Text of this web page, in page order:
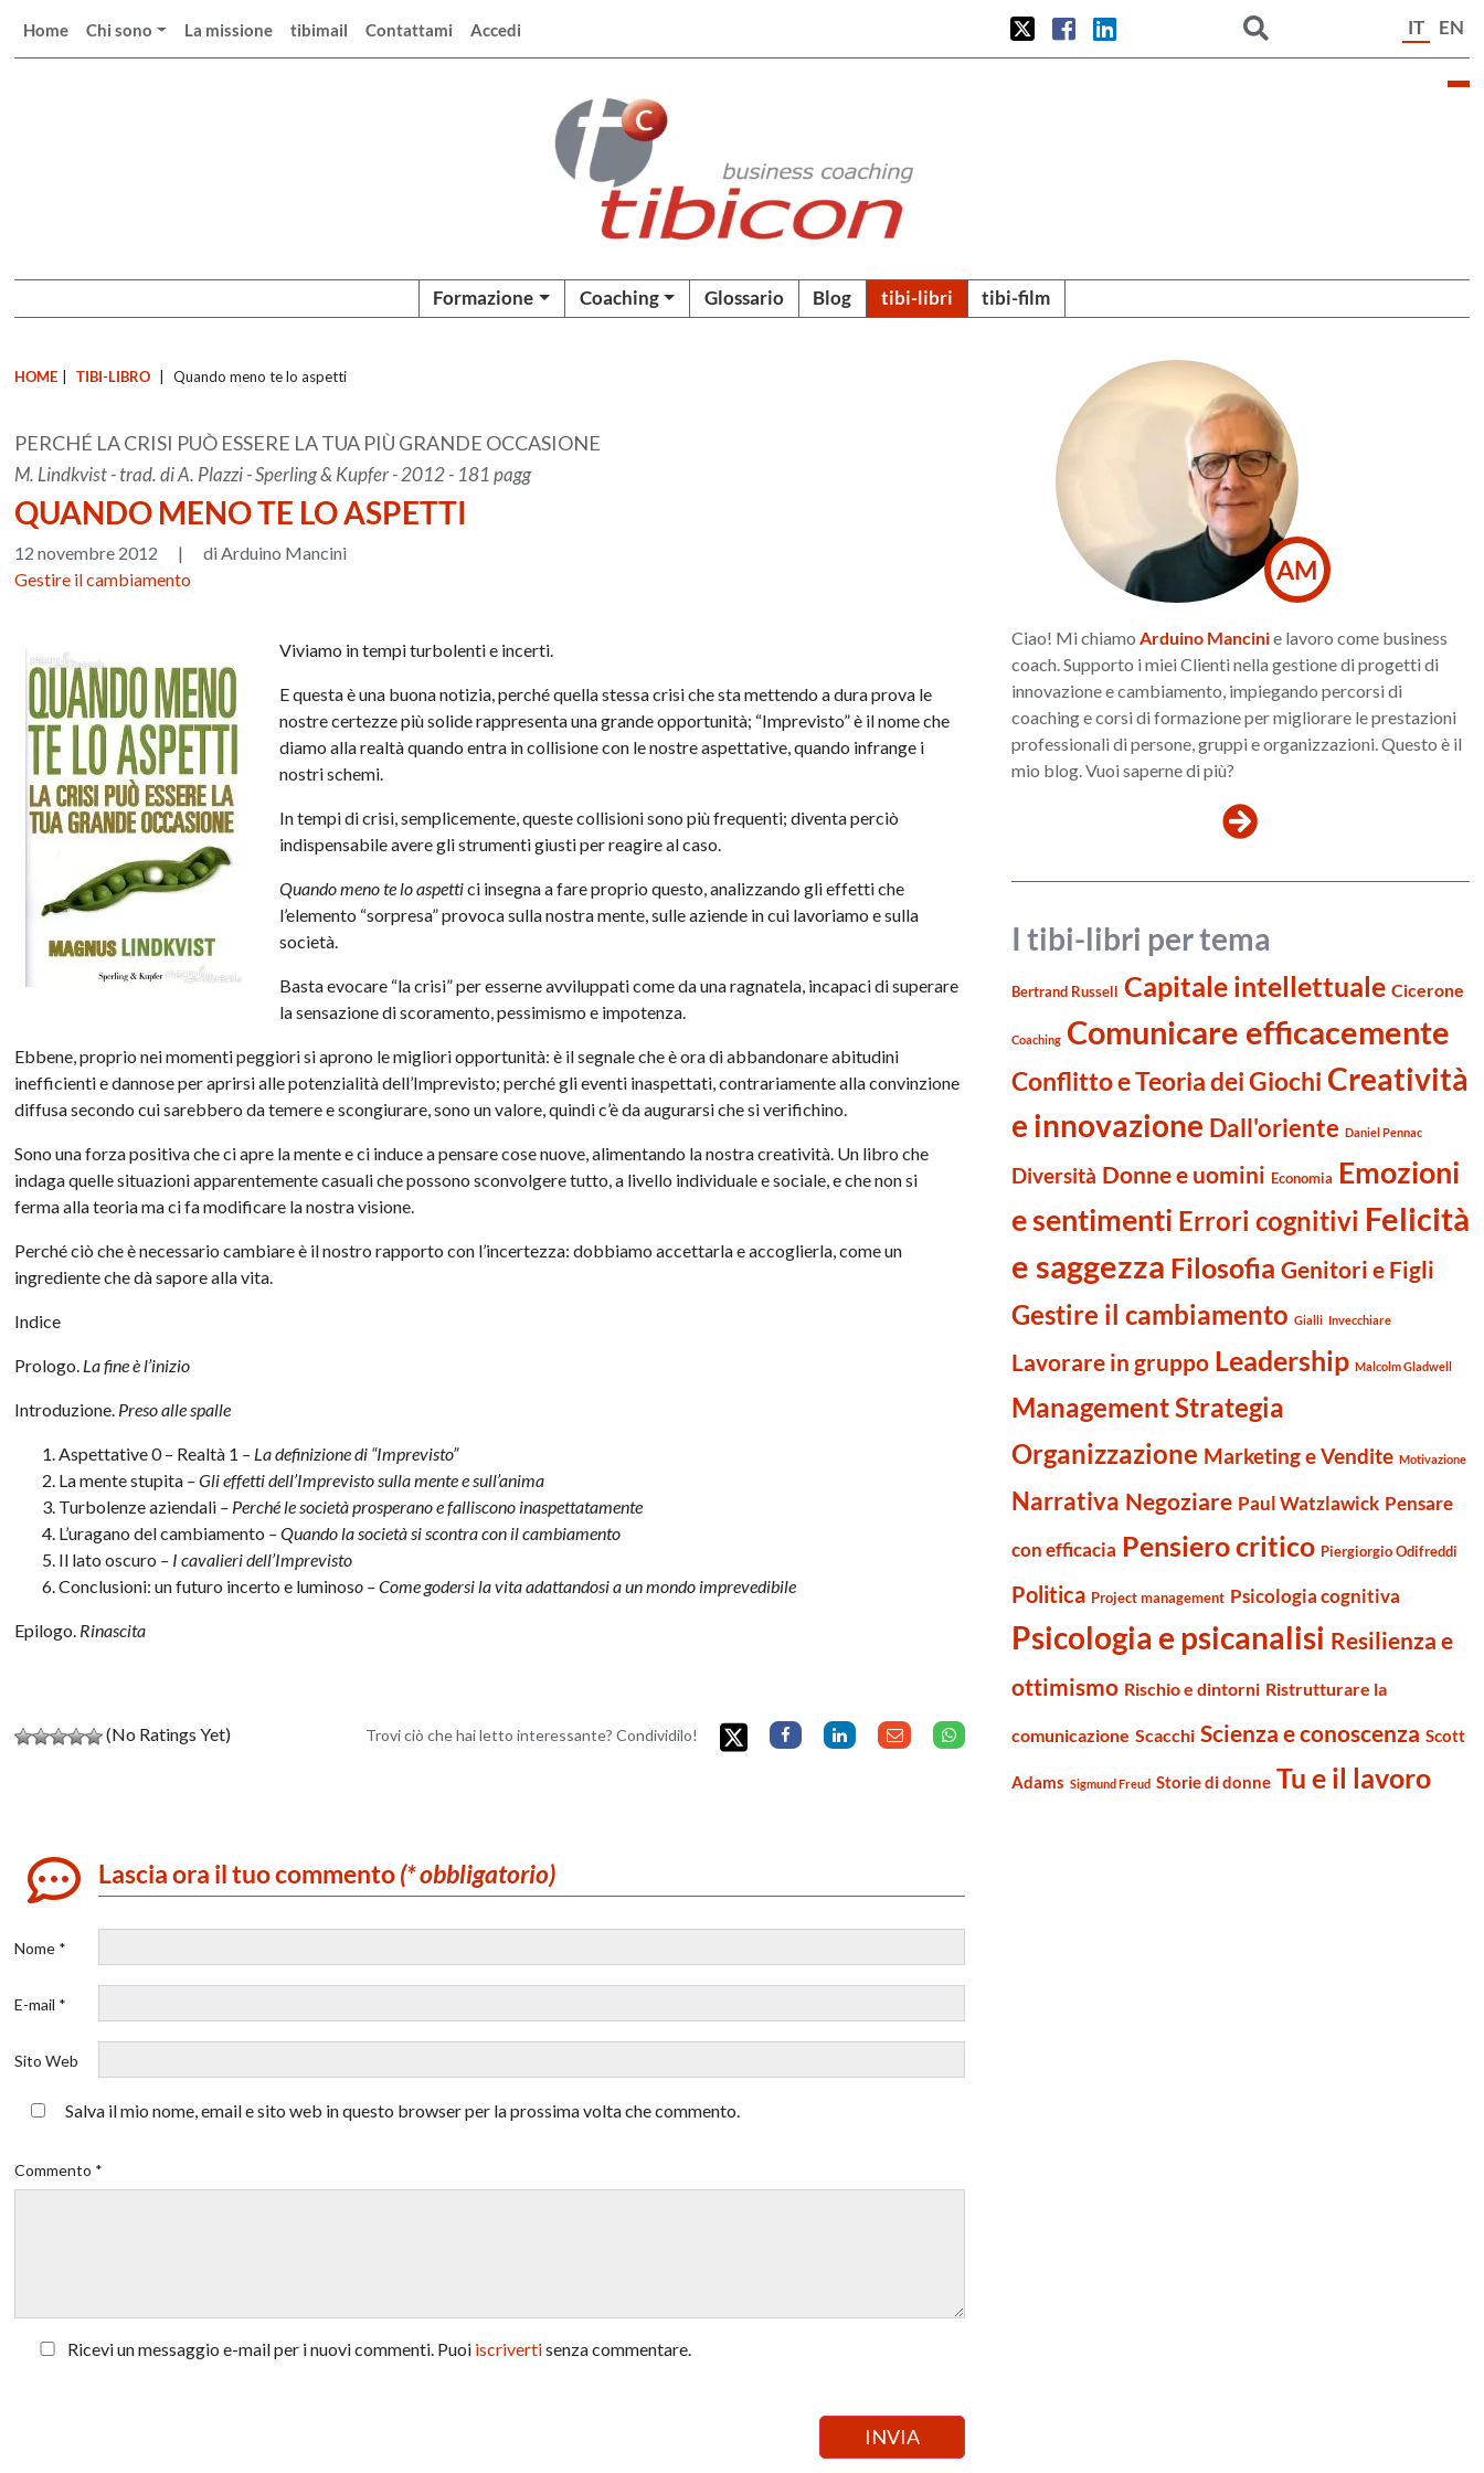
Home Chi sono La missione tibimail Contattami Accedi IT EN
Formazione Coaching Glossario Blog tibi-libri tibi-film
HOME TIBI-LIBRO Quando meno te lo aspetti
PERCHÉ LA CRISI PUÒ ESSERE LA TUA PIÙ GRANDE OCCASIONE
M. Lindkvist - trad. di A. Plazzi - Sperling & Kupfer - 2012 - 181 pagg
QUANDO MENO TE LO ASPETTI
12 novembre 2012 |
di Arduino Mancini
Gestire il cambiamento
Viviamo in tempi turbolenti e incerti.
E questa è una buona notizia, perché quella stessa crisi che sta mettendo a dura prova le
nostre certezze più solide rappresenta una grande opportunità; “Imprevisto” è il nome che
diamo alla realtà quando entra in collisione con le nostre aspettative, quando infrange i
nostri schemi.
In tempi di crisi, semplicemente, queste collisioni sono più frequenti; diventa perciò
indispensabile avere gli strumenti giusti per reagire al caso.
Quando meno te lo aspettici insegna a fare proprio questo, analizzando gli effetti che
l’elemento “sorpresa” provoca sulla nostra mente, sulle aziende in cui lavoriamo e sulla
società.
Basta evocare “la crisi” per esserne avviluppati come da una ragnatela, incapaci di superare
la sensazione di scoramento, pessimismo e impotenza.
Ebbene, proprio nei momenti peggiori si aprono le migliori opportunità: è il segnale che è ora di abbandonare abitudini
inefficienti e dannose per aprirsi alle potenzialità dell’Imprevisto; perché gli eventi inaspettati, contrariamente alla convinzione
diffusa secondo cui sarebbero da temere e scongiurare, sono un valore, quindi c’è da augurarsi che si verifichino.
Sono una forza positiva che ci apre la mente e ci induce a pensare cose nuove, alimentando la nostra creatività. Un libro che
indaga quelle situazioni apparentemente casuali che possono sconvolgere tutto, a livello individuale e sociale, e che non si
ferma alla teoria ma ci fa modificare la nostra visione.
Perché ciò che è necessario cambiare è il nostro rapporto con l’incertezza: dobbiamo accettarla e accoglierla, come un
ingrediente che dà sapore alla vita.
Indice
Prologo. La fine è l’inizio
Introduzione. Preso alle spalle
Aspettative 0 – Realtà 1 – La definizione di “Imprevisto”
La mente stupita – Gli effetti dell’Imprevisto sulla mente e sull’anima
Turbolenze aziendali – Perché le società prosperano e falliscono inaspettatamente
L’uragano del cambiamento – Quando la società si scontra con il cambiamento
Il lato oscuro – I cavalieri dell’Imprevisto
Conclusioni: un futuro incerto e luminoso – Come godersi la vita adattandosi a un mondo imprevedibile
Epilogo. Rinascita
(No Ratings Yet) Trovi ciò che hai letto interessante? Condividilo!
Lascia ora il tuo commento(* obbligatorio)
Nome *
E-mail *
Sito Web
Salva il mio nome, email e sito web in questo browser per la prossima volta che commento.
Commento *
Ricevi un messaggio e-mail per i nuovi commenti. Puoi iscrivertisenza commentare.
AM
Ciao! Mi chiamo Arduino Mancinie lavoro come business
coach. Supporto i miei Clienti nella gestione di progetti di
innovazione e cambiamento, impiegando percorsi di
coaching e corsi di formazione per migliorare le prestazioni
professionali di persone, gruppi e organizzazioni. Questo è il
mio blog. Vuoi saperne di più?
I tibi-libri per tema
Bertrand Russell Capitale intellettuale Cicerone
Coaching Comunicare efficacemente
Conflitto e Teoria dei Giochi Creatività
e innovazione Dall'oriente Daniel Pennac
Diversità Donne e uomini Economia Emozioni
e sentimenti Errori cognitivi Felicità
e saggezza Filosofia Genitori e Figli
Gestire il cambiamento Gialli Invecchiare
Lavorare in gruppo Leadership Malcolm Gladwell
Management Strategia
Organizzazione Marketing e Vendite Motivazione
Narrativa Negoziare Paul Watzlawick Pensare
con efficacia Pensiero critico Piergiorgio Odifreddi
Politica Project management Psicologia cognitiva
Psicologia e psicanalisi Resilienza e
ottimismo Rischio e dintorni Ristrutturare la
comunicazione Scacchi Scienza e conoscenza Scott
Adams Sigmund Freud Storie di donne Tu e il lavoro